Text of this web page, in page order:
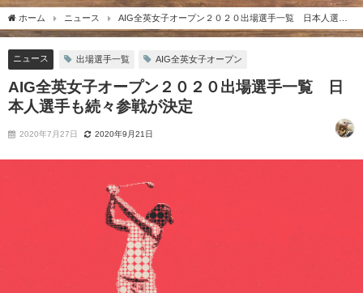
ホーム ニュース
AIG全英女子オープン２０２０出場選手一覧 日本人選手
も続々参戦が決定
ニュース 出場選手一覧 AIG全英女子オープン
AIG全英女子オープン２０２０出場選手一覧 日
本人選手も続々参戦が決定
2020年7月27日 2020年9月21日